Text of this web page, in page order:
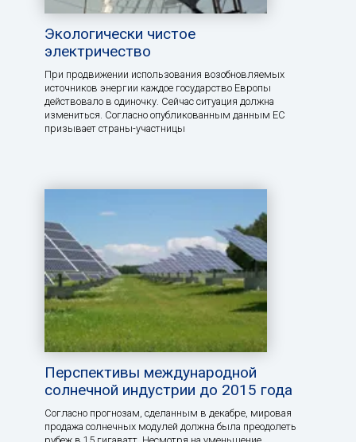
Экологически чистое
электричество
При продвижении использования возобновляемых
источников энергии каждое государство Европы
действовало в одиночку. Сейчас ситуация должна
измениться. Согласно опубликованным данным ЕС
призывает страны-участницы
Перспективы международной
солнечной индустрии до 2015 года
Согласно прогнозам, сделанным в декабре, мировая
продажа солнечных модулей должна была преодолеть